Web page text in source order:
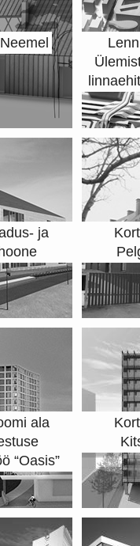
ja
ala
“Oasis”